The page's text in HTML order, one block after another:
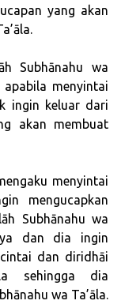
yang akan
Subhānahu wa
apabila menyintai
ingin keluar dari
akan membuat
menyintai
mengucapkan
Subhānahu wa
dan dia ingin
dan diridhāi
sehingga dia
wa Ta’āla.